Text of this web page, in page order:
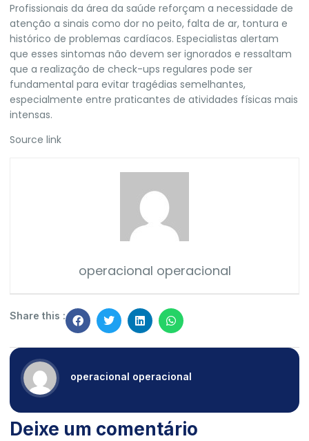
Profissionais da área da saúde reforçam a necessidade de
atenção a sinais como dor no peito, falta de ar, tontura e
histórico de problemas cardíacos. Especialistas alertam
que esses sintomas não devem ser ignorados e ressaltam
que a realização de check-ups regulares pode ser
fundamental para evitar tragédias semelhantes,
especialmente entre praticantes de atividades físicas mais
intensas.
Source link
operacional operacional
Share this :
operacional operacional
Deixe um comentário